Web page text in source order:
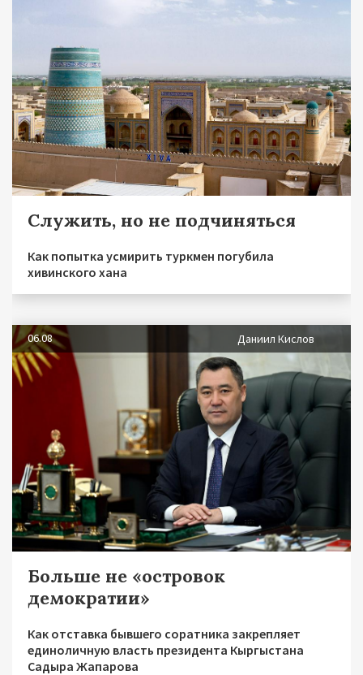
Служить, но не подчиняться
Как попытка усмирить туркмен погубила
хивинского хана
06.08 Даниил Кислов
Больше не «островок
демократии»
Как отставка бывшего соратника закрепляет
единоличную власть президента Кыргыстана
Садыра Жапарова